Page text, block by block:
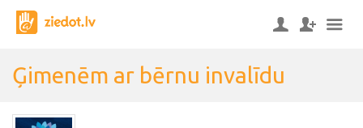
Ģimenēm ar bērnu invalīdu